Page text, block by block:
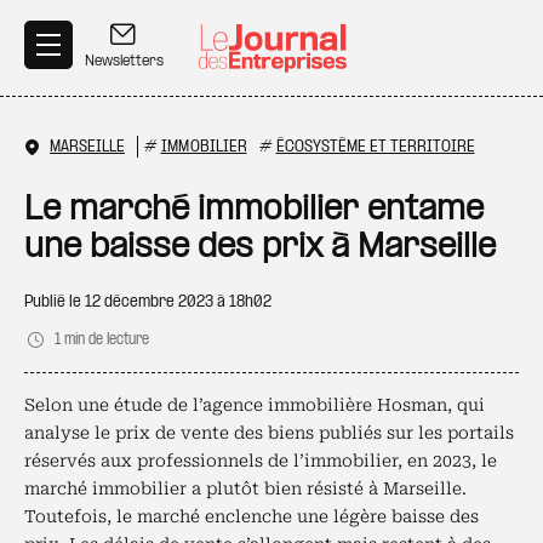
Newsletters
MARSEILLE # IMMOBILIER # ÉCOSYSTÈME ET TERRITOIRE
Le marché immobilier entame
une baisse des prix à Marseille
Publié le 12 décembre 2023 à 18h02
1 min de lecture
Selon une étude de l’agence immobilière Hosman, qui
analyse le prix de vente des biens publiés sur les portails
réservés aux professionnels de l’immobilier, en 2023, le
marché immobilier a plutôt bien résisté à Marseille.
Toutefois, le marché enclenche une légère baisse des